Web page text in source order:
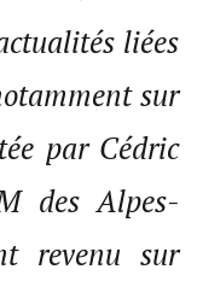
liées
sur
par Cédric
des Alpes-
revenu sur